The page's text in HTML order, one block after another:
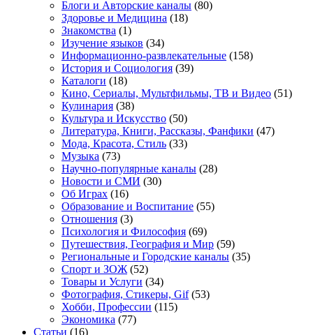
Блоги и Авторские каналы (80)
Здоровье и Медицина (18)
Знакомства (1)
Изучение языков (34)
Информационно-развлекательные (158)
История и Социология (39)
Каталоги (18)
Кино, Сериалы, Мультфильмы, ТВ и Видео (51)
Кулинария (38)
Культура и Искусство (50)
Литература, Книги, Рассказы, Фанфики (47)
Мода, Красота, Стиль (33)
Музыка (73)
Научно-популярные каналы (28)
Новости и СМИ (30)
Об Играх (16)
Образование и Воспитание (55)
Отношения (3)
Психология и Философия (69)
Путешествия, География и Мир (59)
Региональные и Городские каналы (35)
Спорт и ЗОЖ(52)
Товары и Услуги (34)
Фотография, Стикеры, Gif(53)
Хобби, Профессии (115)
Экономика (77)
Статьи (16)